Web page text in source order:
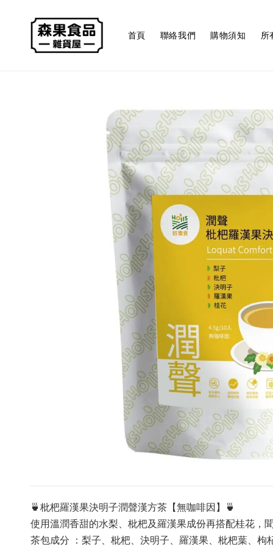
首頁 聯絡我們 購物須知 所
🍵枇杷羅漢果決明子潤聲漢方茶【無咖啡因】🍵
使用溫潤香甜的水梨、枇杷及羅漢果成份再搭配桂花，
茶包成分 ：梨子、枇杷、決明子、羅漢果、枇杷葉、枸